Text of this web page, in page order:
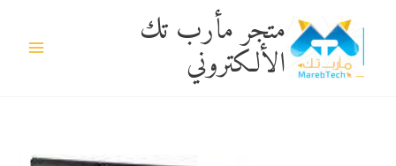
المحتوى
متجر مأرب تك
الألكتروني